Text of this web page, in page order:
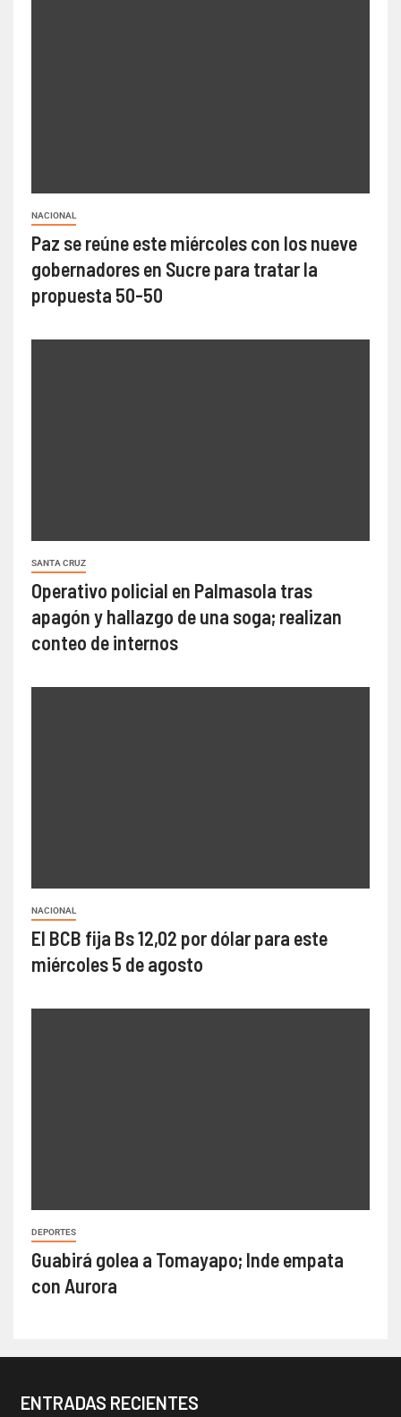
NACIONAL
Paz se reúne este miércoles con los nueve
gobernadores en Sucre para tratar la
propuesta 50-50
SANTA CRUZ
Operativo policial en Palmasola tras
apagón y hallazgo de una soga; realizan
conteo de internos
NACIONAL
El BCB fija Bs 12,02 por dólar para este
miércoles 5 de agosto
DEPORTES
Guabirá golea a Tomayapo; Inde empata
con Aurora
ENTRADAS RECIENTES